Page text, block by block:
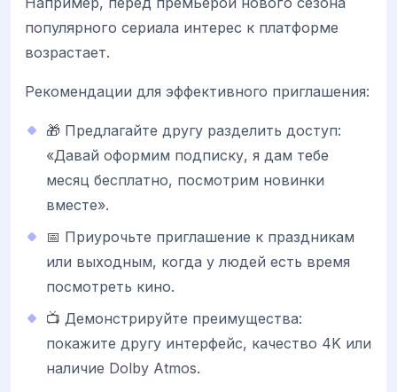
популярного сериала интерес к платформе
возрастает.
Рекомендации для эффективного приглашения:
🎁 Предлагайте другу разделить доступ:
«Давай оформим подписку, я дам тебе
месяц бесплатно, посмотрим новинки
вместе».
📅 Приурочьте приглашение к праздникам
или выходным, когда у людей есть время
посмотреть кино.
📺 Демонстрируйте преимущества:
покажите другу интерфейс, качество 4K или
наличие Dolby Atmos.